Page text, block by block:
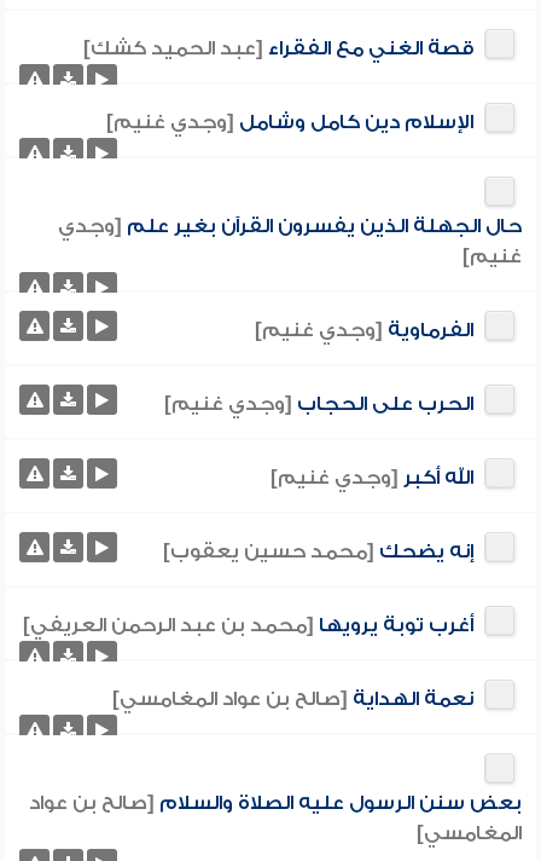
قصة الغني مع الفقراء [عبد الحميد كشك]
الإسلام دين كامل وشامل [وجدي غنيم]
حال الجهلة الذين يفسرون القرآن بغير علم [وجدي
غنيم]
الفرماوية [وجدي غنيم]
الحرب على الحجاب [وجدي غنيم]
الله أكبر [وجدي غنيم]
إنه يضحك [محمد حسين يعقوب]
أغرب توبة يرويها [محمد بن عبد الرحمن العريفي]
نعمة الهداية [صالح بن عواد المغامسي]
بعض سنن الرسول عليه الصلاة والسلام [صالح بن عواد
المغامسي]